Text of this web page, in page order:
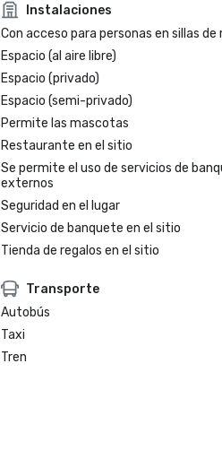
Instalaciones
Con acceso para personas en sillas de
Espacio (al aire libre)
Espacio (privado)
Espacio (semi-privado)
Permite las mascotas
Restaurante en el sitio
Se permite el uso de servicios de
externos
Seguridad en el lugar
Servicio de banquete en el sitio
Tienda de regalos en el sitio
Transporte
Autobús
Taxi
Tren